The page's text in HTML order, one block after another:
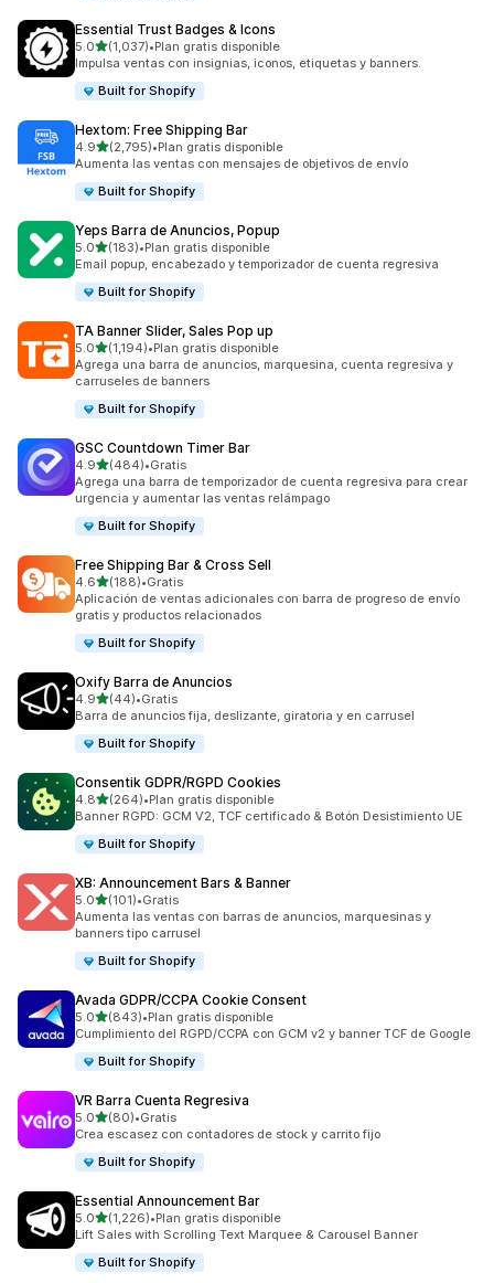
Essential Trust Badges & Icons
5.0de 5 estrellas
(1,037)
1037 reseñas en total
•Plan gratis disponible
Impulsa ventas con insignias, iconos, etiquetas y banners.
Built for Shopify
Hextom: Free Shipping Bar
4.9de 5 estrellas
(2,795)
2795 reseñas en total
•Plan gratis disponible
Aumenta las ventas con mensajes de objetivos de envío
Built for Shopify
Yeps Barra de Anuncios, Popup
5.0de 5 estrellas
(183)
183 reseñas en total
•Plan gratis disponible
Email popup, encabezado y temporizador de cuenta regresiva
Built for Shopify
TA Banner Slider, Sales Pop up
5.0de 5 estrellas
(1,194)
1194 reseñas en total
•Plan gratis disponible
Agrega una barra de anuncios, marquesina, cuenta regresiva y
carruseles de banners
Built for Shopify
GSC Countdown Timer Bar
4.9de 5 estrellas
(484)
484 reseñas en total
•Gratis
Agrega una barra de temporizador de cuenta regresiva para crear
urgencia y aumentar las ventas relámpago
Built for Shopify
Free Shipping Bar & Cross Sell
4.6de 5 estrellas
(188)
188 reseñas en total
•Gratis
Aplicación de ventas adicionales con barra de progreso de envío
gratis y productos relacionados
Built for Shopify
Oxify Barra de Anuncios
4.9de 5 estrellas
(44)
44 reseñas en total
•Gratis
Barra de anuncios fija, deslizante, giratoria y en carrusel
Built for Shopify
Consentik GDPR/RGPD Cookies
4.8de 5 estrellas
(264)
264 reseñas en total
•Plan gratis disponible
Banner RGPD: GCM V2, TCF certificado & Botón Desistimiento UE
Built for Shopify
XB: Announcement Bars & Banner
5.0de 5 estrellas
(101)
101 reseñas en total
•Gratis
Aumenta las ventas con barras de anuncios, marquesinas y
banners tipo carrusel
Built for Shopify
Avada GDPR/CCPA Cookie Consent
5.0de 5 estrellas
(843)
843 reseñas en total
•Plan gratis disponible
Cumplimiento del RGPD/CCPA con GCM v2 y banner TCF de Google
Built for Shopify
VR Barra Cuenta Regresiva
5.0de 5 estrellas
(80)
80 reseñas en total
•Gratis
Crea escasez con contadores de stock y carrito fijo
Built for Shopify
Essential Announcement Bar
5.0de 5 estrellas
(1,226)
1226 reseñas en total
•Plan gratis disponible
Lift Sales with Scrolling Text Marquee & Carousel Banner
Built for Shopify